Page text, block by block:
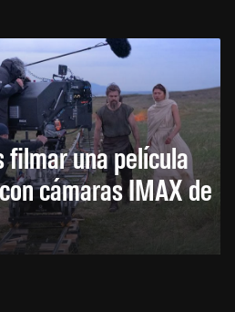
filmar una película
cámaras IMAX de